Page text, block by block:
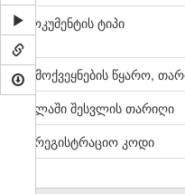
დოკუმენტის ტიპი
გამოქვეყნების წყარო,
ძალაში შესვლის თარიღი
სარეგისტრაციო კოდი